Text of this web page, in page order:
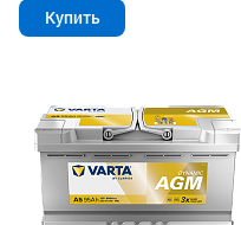
Купить